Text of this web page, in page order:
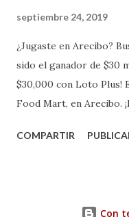
septiembre 24, 2019
¿Jugaste en Arecibo?
sido el ganador de $30
$30,000 con Loto Plus!
Food Mart, en Arecibo.
COMPARTIR
Con